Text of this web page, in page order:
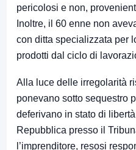
pericolosi e non,
Inoltre, il 60 enne non
con ditta specializzata per
prodotti dal ciclo di
Alla luce delle irregolarità
ponevano sotto sequestro
deferivano in stato di
Repubblica presso il
l’imprenditore, resosi